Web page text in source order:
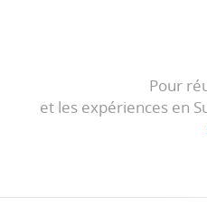
Pour
et les expériences en